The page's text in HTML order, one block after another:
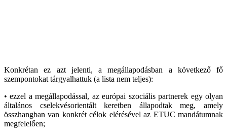
Konkrétan ez azt jelenti, a megállapodásban a következő fő
szempontokat tárgyalhattuk (a lista nem teljes):
• ezzel a megállapodással, az európai szociális partnerek egy olyan
általános cselekvésorientált keretben állapodtak meg, amely
összhangban van konkrét célok elérésével az ETUC mandátumnak
megfelelően;